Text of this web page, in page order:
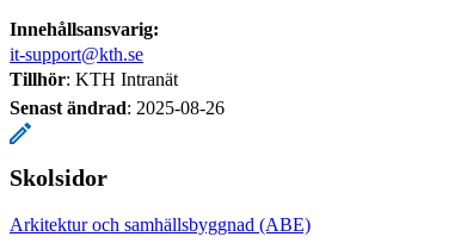
Innehållsansvarig:
it-support@kth.se
Tillhör: KTH Intranät
Senast ändrad: 2025-08-26
Skolsidor
Arkitektur och samhällsbyggnad (ABE)